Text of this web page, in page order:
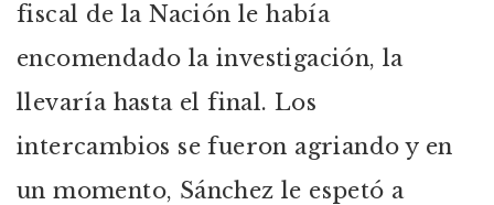
fiscal de la Nación le había
encomendado la investigación, la
llevaría hasta el final. Los
intercambios se fueron agriando y en
un momento, Sánchez le espetó a